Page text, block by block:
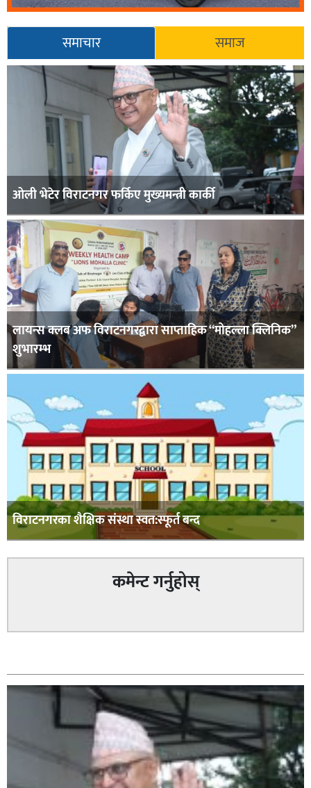
समाचार समाज
ओली भेटेर विराटनगर फर्किए मुख्यमन्त्री कार्की
लायन्स क्लब अफ विराटनगरद्वारा साप्ताहिक “मोहल्ला क्लिनिक”
शुभारम्भ
विराटनगरका शैक्षिक संस्था स्वत:स्फूर्त बन्द
कमेन्ट गर्नुहोस्